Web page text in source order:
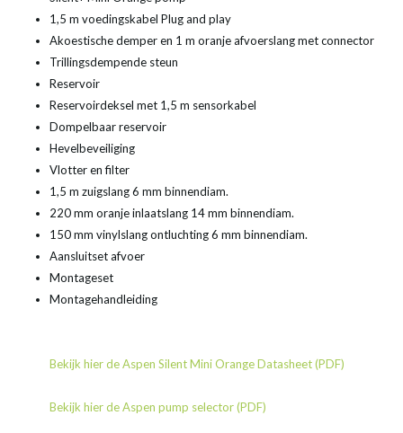
1,5 m voedingskabel Plug and play
Akoestische demper en 1 m oranje afvoerslang met connector
Trillingsdempende steun
Reservoir
Reservoirdeksel met 1,5 m sensorkabel
Dompelbaar reservoir
Hevelbeveiliging
Vlotter en filter
1,5 m zuigslang 6 mm binnendiam.
220 mm oranje inlaatslang 14 mm binnendiam.
150 mm vinylslang ontluchting 6 mm binnendiam.
Aansluitset afvoer
Montageset
Montagehandleiding
Bekijk hier de Aspen Silent Mini Orange Datasheet (PDF)
Bekijk hier de Aspen pump selector (PDF)